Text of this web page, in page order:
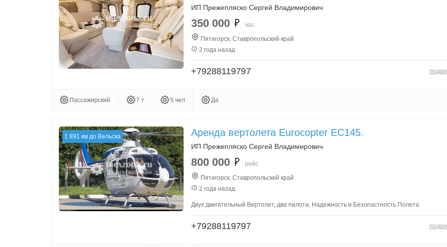
ИП Прежепляско Сергей Владимирович
350 000
час
Пятигорск, Ставропольский край
2 года назад
+79288119797
Пассажирский 7 т 5 чел Да
1 891 км до Вельска Аренда вертолета Eurocopter EC145.
ИП Прежепляско Сергей Владимирович
800 000
рейс
Пятигорск, Ставропольский край
2 года назад
Двух двигательный Вертолет, два пилота, Надежность и Безопастность Полета
+79288119797